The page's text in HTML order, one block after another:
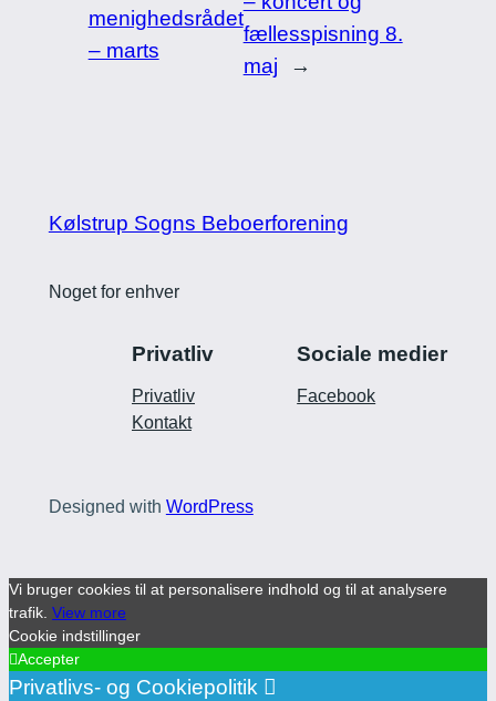
menighedsrådet
– marts
fællesspisning 8.
maj
→
Kølstrup Sogns Beboerforening
Noget for enhver
Privatliv
Privatliv
Kontakt
Sociale medier
Facebook
Designed with WordPress
Vi bruger cookies til at personalisere indhold og til at analysere
trafik. View more
Cookie indstillinger
Accepter
Privatlivs- og Cookiepolitik